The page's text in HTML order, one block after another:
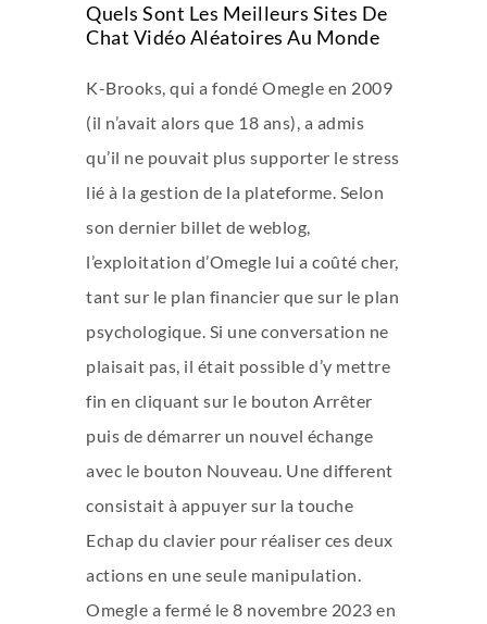
Quels Sont Les Meilleurs Sites De
Chat Vidéo Aléatoires Au Monde
K-Brooks, qui a fondé Omegle en 2009
(il n’avait alors que 18 ans), a admis
qu’il ne pouvait plus supporter le stress
lié à la gestion de la plateforme. Selon
son dernier billet de weblog,
l’exploitation d’Omegle lui a coûté cher,
tant sur le plan financier que sur le plan
psychologique. Si une conversation ne
plaisait pas, il était possible d’y mettre
fin en cliquant sur le bouton Arrêter
puis de démarrer un nouvel échange
avec le bouton Nouveau. Une different
consistait à appuyer sur la touche
Echap du clavier pour réaliser ces deux
actions en une seule manipulation.
Omegle a fermé le 8 novembre 2023 en